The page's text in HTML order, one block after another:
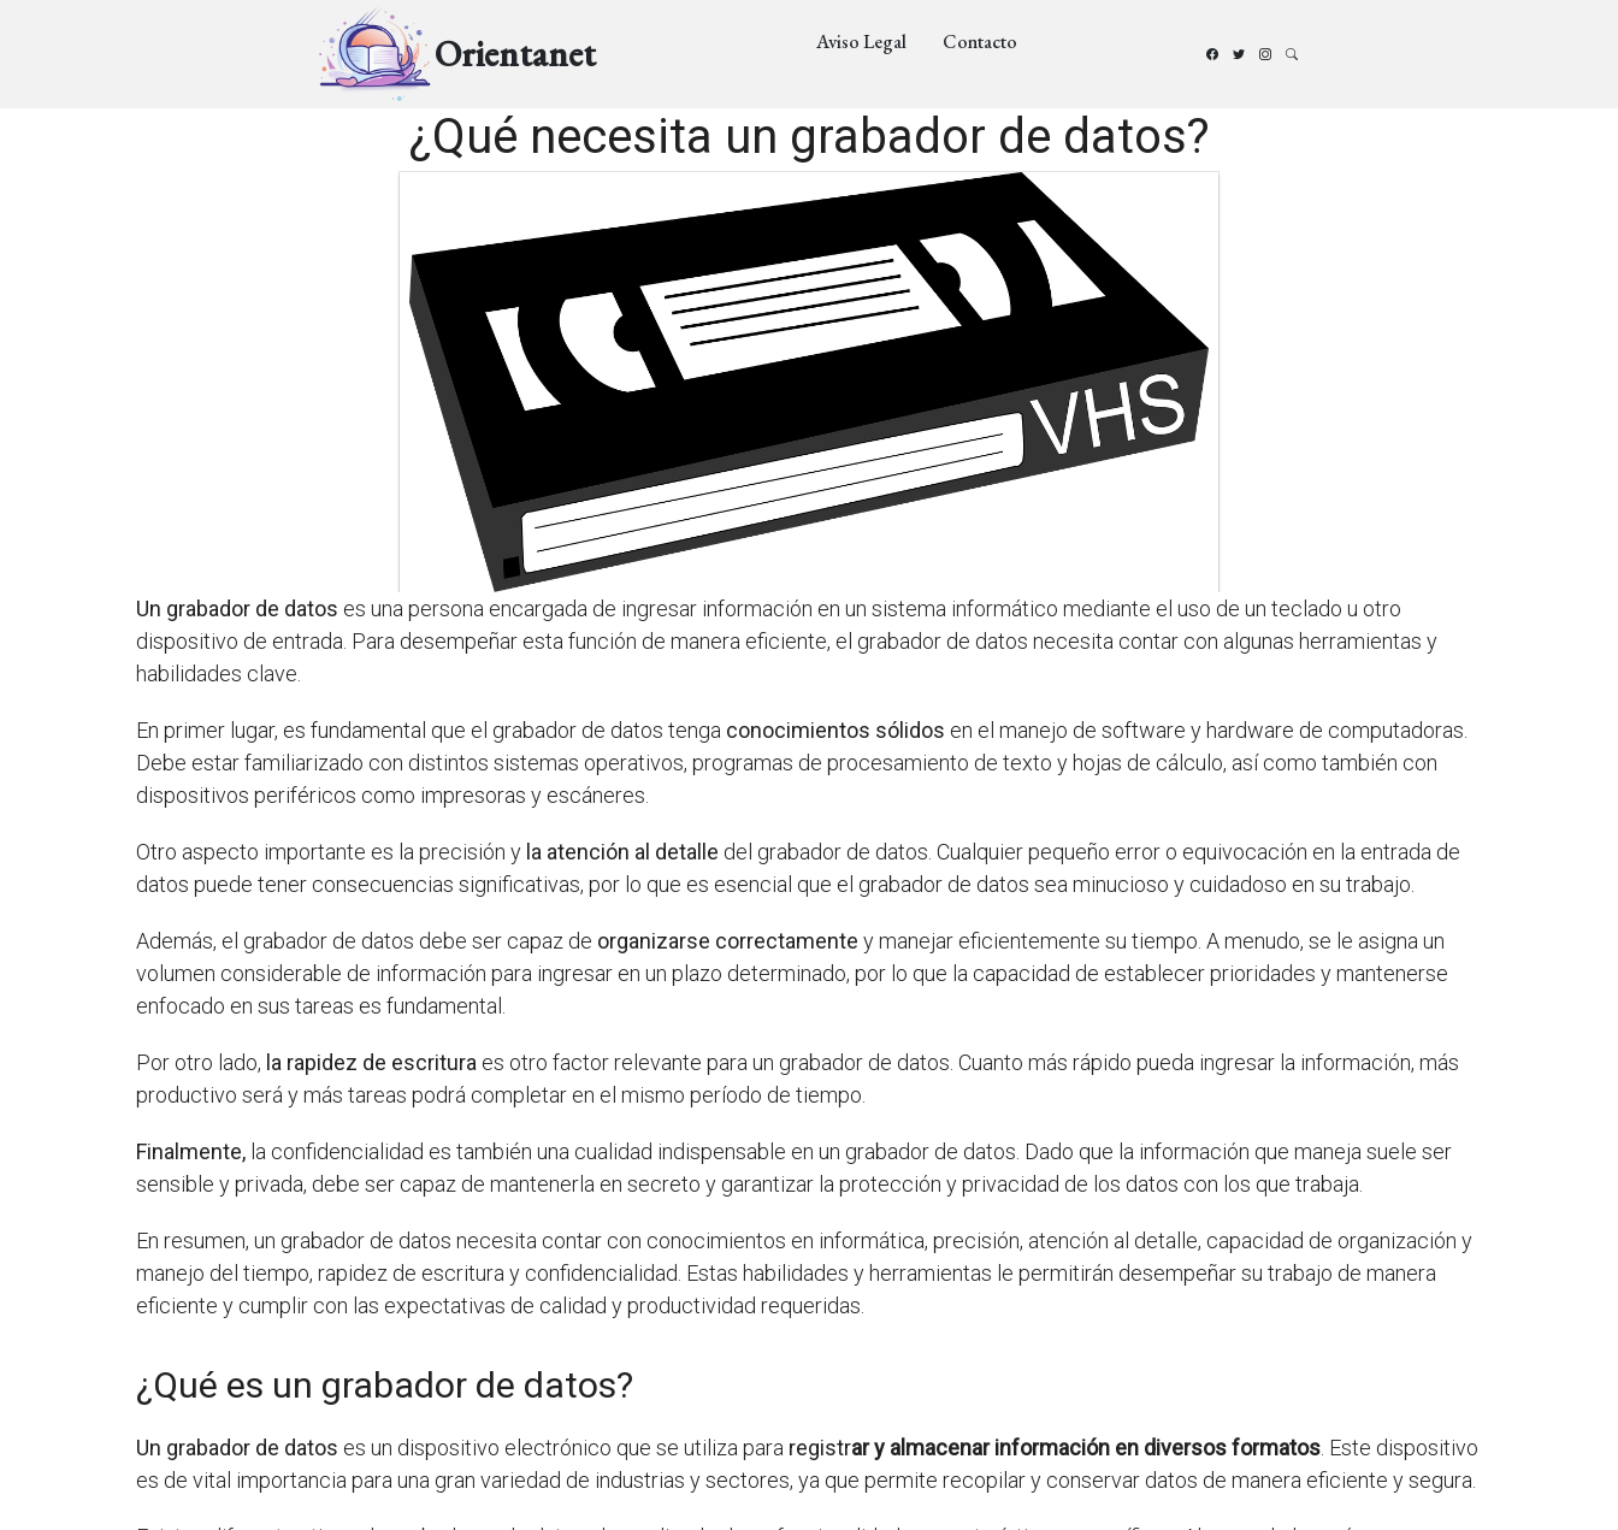
Orientanet Aviso Legal Contacto
¿Qué necesita un grabador de datos?
Un grabador de datos es una persona encargada de ingresar información en un sistema informático mediante el uso de un teclado u otro
dispositivo de entrada. Para desempeñar esta función de manera eficiente, el grabador de datos necesita contar con algunas herramientas y
habilidades clave.
En primer lugar, es fundamental que el grabador de datos tenga conocimientos sólidos en el manejo de software y hardware de computadoras.
Debe estar familiarizado con distintos sistemas operativos, programas de procesamiento de texto y hojas de cálculo, así como también con
dispositivos periféricos como impresoras y escáneres.
Otro aspecto importante es la precisión y la atención al detalle del grabador de datos. Cualquier pequeño error o equivocación en la entrada de
datos puede tener consecuencias significativas, por lo que es esencial que el grabador de datos sea minucioso y cuidadoso en su trabajo.
Además, el grabador de datos debe ser capaz de organizarse correctamentey manejar eficientemente su tiempo. A menudo, se le asigna un
volumen considerable de información para ingresar en un plazo determinado, por lo que la capacidad de establecer prioridades y mantenerse
enfocado en sus tareas es fundamental.
Por otro lado, la rapidez de escritura es otro factor relevante para un grabador de datos. Cuanto más rápido pueda ingresar la información, más
productivo será y más tareas podrá completar en el mismo período de tiempo.
Finalmente, la confidencialidad es también una cualidad indispensable en un grabador de datos. Dado que la información que maneja suele ser
sensible y privada, debe ser capaz de mantenerla en secreto y garantizar la protección y privacidad de los datos con los que trabaja.
En resumen, un grabador de datos necesita contar con conocimientos en informática, precisión, atención al detalle, capacidad de organización y
manejo del tiempo, rapidez de escritura y confidencialidad. Estas habilidades y herramientas le permitirán desempeñar su trabajo de manera
eficiente y cumplir con las expectativas de calidad y productividad requeridas.
¿Qué es un grabador de datos?
Un grabador de datos es un dispositivo electrónico que se utiliza para registrar y almacenar información en diversos formatos . Este dispositivo
es de vital importancia para una gran variedad de industrias y sectores, ya que permite recopilar y conservar datos de manera eficiente y segura.